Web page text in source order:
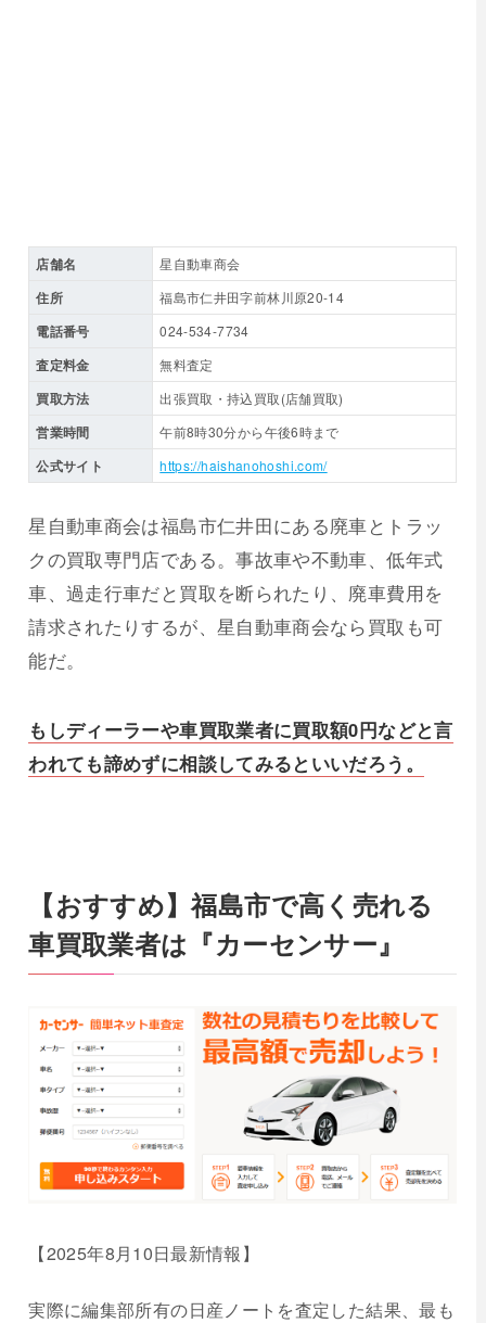
店舗名 星自動車商会
住所 福島市仁井田字前林川原20-14
電話番号 024-534-7734
査定料金 無料査定
買取方法 出張買取・持込買取(店舗買取)
営業時間 午前8時30分から午後6時まで
公式サイト https://haishanohoshi.com/
星自動車商会は福島市仁井田にある廃車とトラッ
クの買取専門店である。事故車や不動車、低年式
車、過走行車だと買取を断られたり、廃車費用を
請求されたりするが、星自動車商会なら買取も可
能だ。
もしディーラーや車買取業者に買取額0円などと言
われても諦めずに相談してみるといいだろう。
【おすすめ】福島市で高く売れる
車買取業者は『カーセンサー』
【2025年8月10日最新情報】
実際に編集部所有の日産ノートを査定した結果、最も